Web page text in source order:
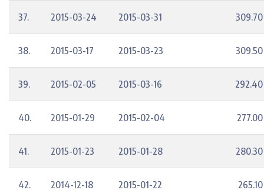
37. 2015-03-24 2015-03-31 309.70
38. 2015-03-17 2015-03-23 309.50
39. 2015-02-05 2015-03-16 292.40
40. 2015-01-29 2015-02-04 277.00
41. 2015-01-23 2015-01-28 280.30
42. 2014-12-18 2015-01-22 265.10